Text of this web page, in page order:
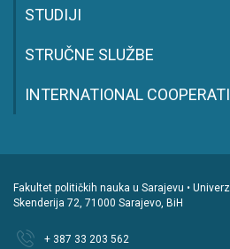
STUDIJI
STRUČNE SLUŽBE
INTERNATIONAL
Fakultet političkih nauka u Sarajevu •
Skenderija 72, 71000 Sarajevo, BiH
+ 387 33 203 562